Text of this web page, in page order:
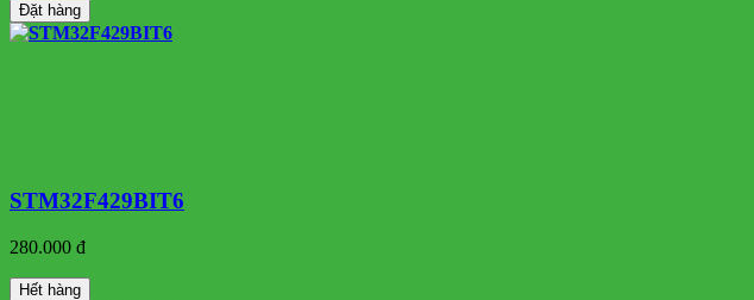
Đặt hàng
STM32F429BIT6
280.000 đ
Hết hàng